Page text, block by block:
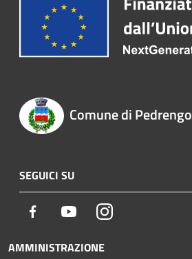
Comune di Pedrengo
SEGUICI SU
Facebook YoutubeInstagram
AMMINISTRAZIONE